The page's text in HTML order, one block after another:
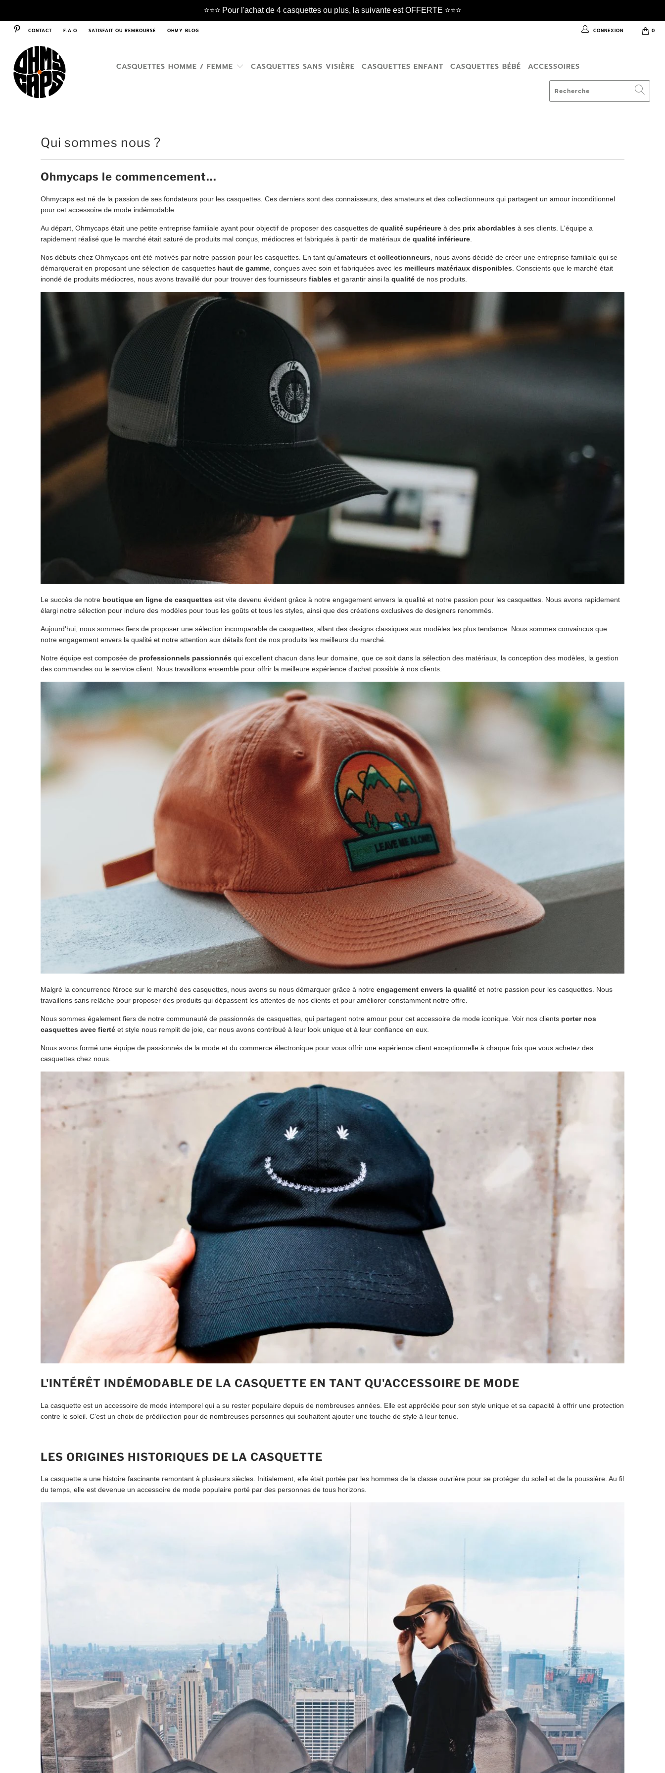
⭐️⭐️⭐️ Pour l'achat de 4 casquettes ou plus, la suivante est OFFERTE ⭐️⭐️⭐️
CONTACT F.A.Q SATISFAIT OU REMBOURSÉ OHMY BLOG 0
CONNEXION
CASQUETTES HOMME / FEMME CASQUETTES SANS VISIÈRE CASQUETTES ENFANT CASQUETTES BÉBÉ ACCESSOIRES
Qui sommes nous ?
Ohmycaps le commencement...
Ohmycaps est né de la passion de ses fondateurs pour les casquettes. Ces derniers sont des connaisseurs, des amateurs et des collectionneurs qui partagent un amour inconditionnel
pour cet accessoire de mode indémodable.
Au départ, Ohmycaps était une petite entreprise familiale ayant pour objectif de proposer des casquettes de qualité supérieure à des prix abordables à ses clients. L'équipe a
rapidement réalisé que le marché était saturé de produits mal conçus, médiocres et fabriqués à partir de matériaux de qualité inférieure
Nos débuts chez Ohmycaps ont été motivés par notre passion pour les casquettes. En tant qu'amateurs et collectionneurs , nous avons décidé de créer une entreprise familiale qui se
démarquerait en proposant une sélection de casquettes haut de gamme , conçues avec soin et fabriquées avec les meilleurs matériaux disponibles . Conscients que le marché était
inondé de produits médiocres, nous avons travaillé dur pour trouver des fournisseurs fiables et garantir ainsi la qualité de nos produits.
Le succès de notre boutique en ligne de casquettes est vite devenu évident grâce à notre engagement envers la qualité et notre passion pour les casquettes. Nous avons rapidement
élargi notre sélection pour inclure des modèles pour tous les goûts et tous les styles, ainsi que des créations exclusives de designers renommés.
Aujourd'hui, nous sommes fiers de proposer une sélection incomparable de casquettes, allant des designs classiques aux modèles les plus tendance. Nous sommes convaincus que
notre engagement envers la qualité et notre attention aux détails font de nos produits les meilleurs du marché.
Notre équipe est composée de professionnels passionnés qui excellent chacun dans leur domaine, que ce soit dans la sélection des matériaux, la conception des modèles, la gestion
des commandes ou le service client. Nous travaillons ensemble pour offrir la meilleure expérience d'achat possible à nos clients.
Malgré la concurrence féroce sur le marché des casquettes, nous avons su nous démarquer grâce à notre engagement envers la qualité et notre passion pour les casquettes. Nous
travaillons sans relâche pour proposer des produits qui dépassent les attentes de nos clients et pour améliorer constamment notre offre.
Nous sommes également fiers de notre communauté de passionnés de casquettes, qui partagent notre amour pour cet accessoire de mode iconique. Voir nos clients porter nos
casquettes avec fierté et style nous remplit de joie, car nous avons contribué à leur look unique et à leur confiance en eux.
Nous avons formé une équipe de passionnés de la mode et du commerce électronique pour vous offrir une expérience client exceptionnelle à chaque fois que vous achetez des
casquettes chez nous.
L'INTÉRÊT INDÉMODABLE DE LA CASQUETTE EN TANT QU'ACCESSOIRE DE MODE
La casquette est un accessoire de mode intemporel qui a su rester populaire depuis de nombreuses années. Elle est appréciée pour son style unique et sa capacité à offrir une protection
contre le soleil. C'est un choix de prédilection pour de nombreuses personnes qui souhaitent ajouter une touche de style à leur tenue.
LES ORIGINES HISTORIQUES DE LA CASQUETTE
La casquette a une histoire fascinante remontant à plusieurs siècles. Initialement, elle était portée par les hommes de la classe ouvrière pour se protéger du soleil et de la poussière. Au fil
du temps, elle est devenue un accessoire de mode populaire porté par des personnes de tous horizons.